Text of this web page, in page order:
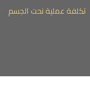
تكلفة عملية نحت الجسم